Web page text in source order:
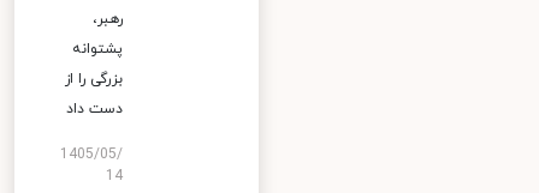
رهبر،
پشتوانه
بزرگی را از
دست داد
1405/05/
14